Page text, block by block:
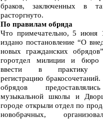
браков, заключенных в
расторгнуто.
По правилам обряда
Что примечательно, 5 июня
издано постановление “О
новых гражданских
горотдел милиции и бюро
ввести в практику
регистрацию
обрядов
музыкальной школы и
городе открыли отдел по
новобрачных,